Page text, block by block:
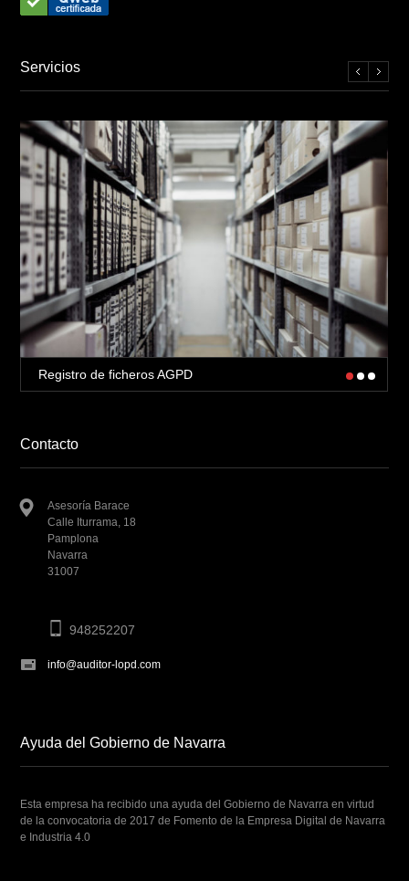
Servicios
Registro de ficheros AGPD
Contacto
Asesoría Barace
Calle Iturrama, 18
Pamplona
Navarra
31007
948252207
info@auditor-lopd.com
Ayuda del Gobierno de Navarra
Esta empresa ha recibido una ayuda del Gobierno de Navarra en virtud
de la convocatoria de 2017 de Fomento de la Empresa Digital de Navarra
e Industria 4.0